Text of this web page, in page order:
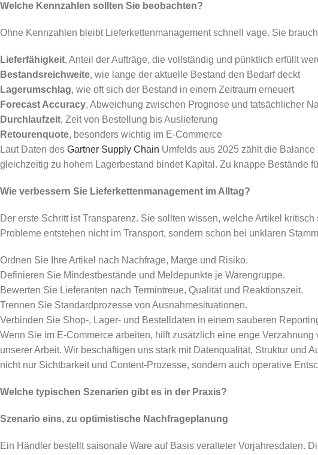
Welche Kennzahlen sollten Sie beobachten?
Ohne Kennzahlen bleibt Lieferkettenmanagement schnell vage. Sie
Lieferfähigkeit, Anteil der Aufträge, die vollständig und pünktlich erfüllt
Bestandsreichweite, wie lange der aktuelle Bestand den Bedarf deckt
Lagerumschlag, wie oft sich der Bestand in einem Zeitraum erneuert
Forecast Accuracy, Abweichung zwischen Prognose und tatsächlicher
Durchlaufzeit, Zeit von Bestellung bis Auslieferung
Retourenquote, besonders wichtig im E-Commerce
Laut Daten des Gartner Supply Chain Umfelds aus 2025 zählt die
gleichzeitig zu hohem Lagerbestand bindet Kapital. Zu knappe Bestände
Wie verbessern Sie Lieferkettenmanagement im Alltag?
Der erste Schritt ist Transparenz. Sie sollten wissen, welche Artikel
Probleme entstehen nicht im Transport, sondern schon bei unklaren
Ordnen Sie Ihre Artikel nach Nachfrage, Marge und Risiko.
Definieren Sie Mindestbestände und Meldepunkte je Warengruppe.
Bewerten Sie Lieferanten nach Termintreue, Qualität und Reaktionszeit.
Trennen Sie Standardprozesse von Ausnahmesituationen.
Verbinden Sie Shop-, Lager- und Bestelldaten in einem sauberen
Wenn Sie im E-Commerce arbeiten, hilft zusätzlich eine enge
unserer Arbeit. Wir beschäftigen uns stark mit Datenqualität, Struktur und
nicht nur Sichtbarkeit und Content-Prozesse, sondern auch operative
Welche typischen Szenarien gibt es in der Praxis?
Szenario eins, zu optimistische Nachfrageplanung
Ein Händler bestellt saisonale Ware auf Basis veralteter Vorjahresdaten.